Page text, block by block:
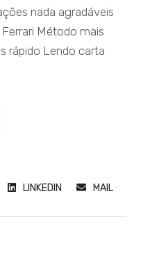
nada agradáveis
Método mais
rápido Lendo carta
LINKEDIN MAIL